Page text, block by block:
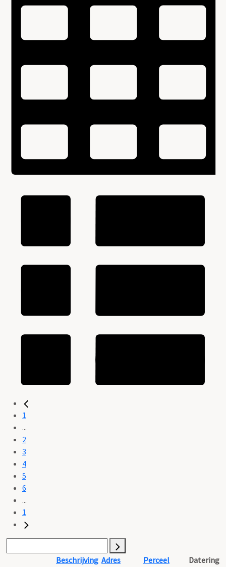
1
...
2
3
4
5
6
...
1
Beschrijving Adres Perceel
Datering